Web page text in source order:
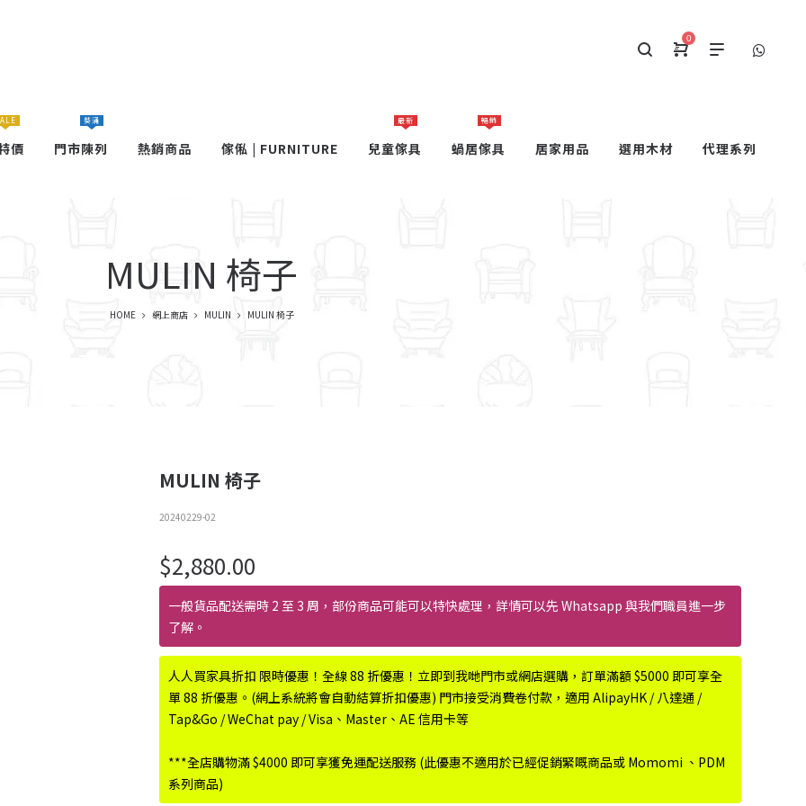
0
價 門市陳列
葵涌
熱銷商品 傢俬 | FURNITURE 兒童傢具
最新
蝸居傢具
暢銷
居家用品 選用木材 代理系列
MULIN 椅子
HOME 網上商店 MULIN MULIN 椅子
MULIN 椅子
20240229-02
$2,880.00
一般貨品配送需時 2 至 3 周，部份商品可能可以特快處理，詳情可以先 Whatsapp 與我們職員進一步
了解。
人人買家具折扣 限時優惠！全線 88 折優惠！立即到我哋門市或網店選購，訂單滿額 $5000 即可享全
單 88 折優惠。(網上系統將會自動結算折扣優惠) 門市接受消費卷付款，適用 AlipayHK / 八達通 /
Tap&Go / WeChat pay / Visa、Master、AE 信用卡等
***全店購物滿 $4000 即可享獲免運配送服務 (此優惠不適用於已經促銷緊嘅商品或 Momomi 、PDM
系列商品)